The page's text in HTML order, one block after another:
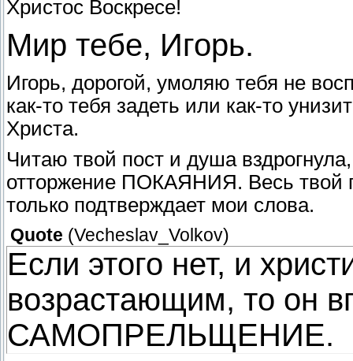
Христос Воскресе!
Мир тебе, Игорь.
Игорь, дорогой, умоляю тебя не
как-то тебя задеть или как-то
Христа.
Читаю твой пост и душа
отторжение ПОКАЯНИЯ. Весь твой
только подтверждает мои слова.
Quote (Vecheslav_Volkov)
Если этого нет, и
возрастающим, то он
САМОПРЕЛЬЩЕНИЕ.